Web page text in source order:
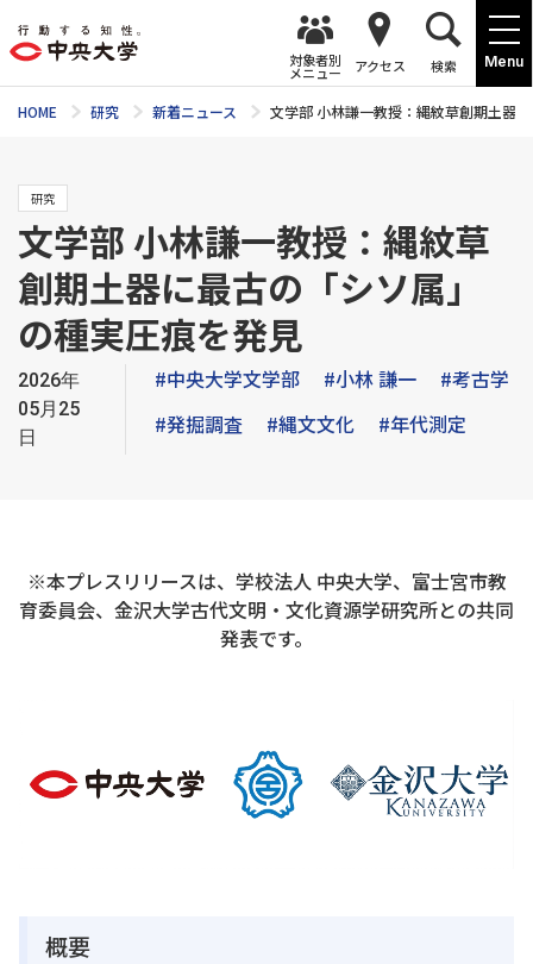
Menu
対象者別
メニュー アクセス 検索
HOME 研究 新着ニュース 文学部 小林謙一教授：縄紋草創期土器
研究
文学部 小林謙一教授：縄紋草
創期土器に最古の「シソ属」
の種実圧痕を発見
2026年
05月25
日
#中央大学文学部 #小林 謙一
#考古学
#発掘調査
#縄文文化 #年代測定
※本プレスリリースは、学校法人 中央大学、富士宮市教
育委員会、金沢大学古代文明・文化資源学研究所との共同
発表です。
概要